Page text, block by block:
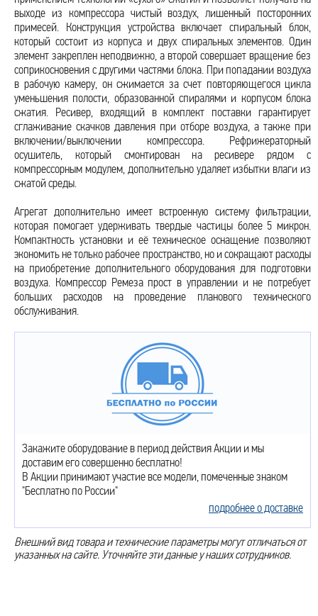
выходе из компрессора чистый воздух, лишенный посторонних
примесей. Конструкция устройства включает спиральный блок,
который состоит из корпуса и двух спиральных элементов. Один
элемент закреплен неподвижно, а второй совершает вращение без
соприкосновения с другими частями блока. При попадании воздуха
в рабочую камеру, он сжимается за счет повторяющегося цикла
уменьшения полости, образованной спиралями и корпусом блока
сжатия. Ресивер, входящий в комплект поставки гарантирует
сглаживание скачков давления при отборе воздуха, а также при
включении/выключении компрессора. Рефрижераторный
осушитель, который смонтирован на ресивере рядом с
компрессорным модулем, дополнительно удаляет избытки влаги из
сжатой среды.
Агрегат дополнительно имеет встроенную систему фильтрации,
которая помогает удерживать твердые частицы более 5 микрон.
Компактность установки и её техническое оснащение позволяют
экономить не только рабочее пространство, но и сокращают расходы
на приобретение дополнительного оборудования для подготовки
воздуха. Компрессор Ремеза прост в управлении и не потребует
больших расходов на проведение планового технического
обслуживания.
Закажите оборудование в период действия Акции и мы
доставим его совершенно бесплатно!
В Акции принимают участие все модели, помеченные знаком
"Бесплатно по России"
подробнее о доставке
Внешний вид товара и технические параметры могут отличаться от
указанных на сайте. Уточняйте эти данные у наших сотрудников.